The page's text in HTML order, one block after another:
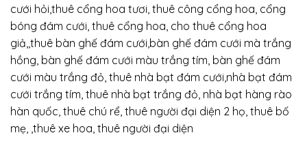
cưới hỏi,thuê cổng hoa tươi, thuê công cổng hoa, cổng
bóng đám cưới, thuê cổng hoa, cho thuê cổng hoa
giả,,thuê bàn ghế đám cưới,bàn ghế đám cưới mà trắng
hồng, bàn ghế đám cưới màu trắng tím, bàn ghế đám
cưới màu trắng đỏ, thuê nhà bạt đám cưới,nhà bạt đám
cưới trắng tím, thuê nhà bạt trắng đỏ, nhà bạt hàng rào
hàn quốc, thuê chú rể, thuê người đại diện 2 họ, thuê bố
mẹ, ,thuê xe hoa, thuê người đại diện